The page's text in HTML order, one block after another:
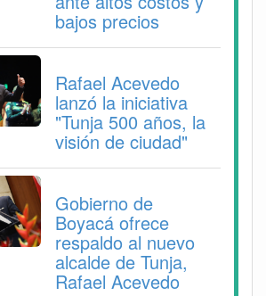
bajos precios
Rafael Acevedo
lanzó la iniciativa
"Tunja 500 años, la
visión de ciudad"
Gobierno de
Boyacá ofrece
respaldo al nuevo
alcalde de Tunja,
Rafael Acevedo